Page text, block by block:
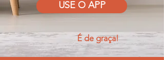
USE O APP
É de graça!